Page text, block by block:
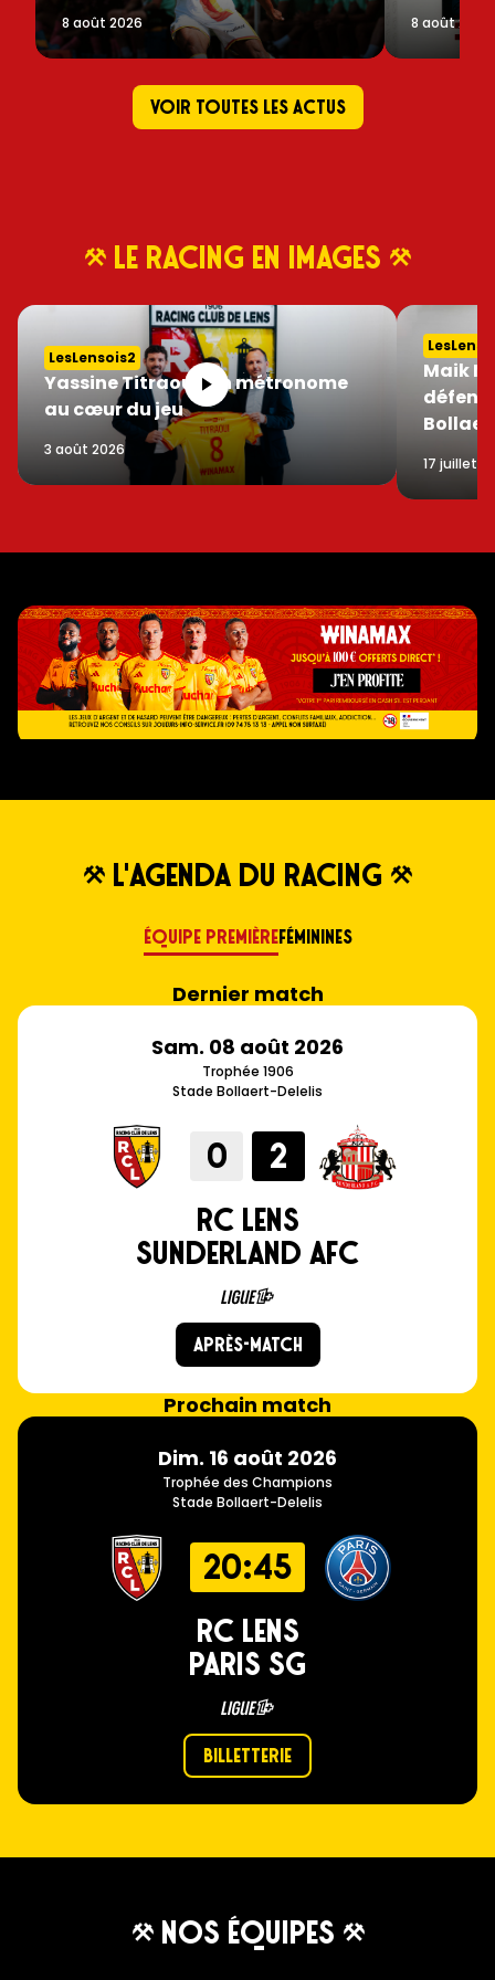
8 août 2026 8 août 2026
VOIR TOUTES LES ACTUS
LE RACING EN IMAGES
LesLensois2
Yassine Titraoui, un métronome
au cœur du jeu
3 août 2026
Maik
17 juillet
L'AGENDA DU RACING
Équipe premièreFéminines
Dernier match
sam. 08 août 2026
Trophée 1906
Stade Bollaert-Delelis
RC LENS
0
SUNDERLAND AFC
2
Après-match
Prochain match
dim. 16 août 2026
Trophée des Champions
Stade Bollaert-Delelis
20:45
RC LENS
PARIS SG
Billetterie
NOS ÉQUIPES